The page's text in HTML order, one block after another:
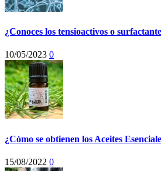
¿Conoces los tensioactivos o
10/05/2023 0
¿Cómo se obtienen los Aceites
15/08/2022 0